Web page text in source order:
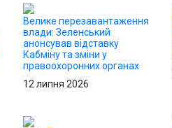
Велике перезавантаження
влади: Зеленський
анонсував відставку
Кабміну та зміни у
правоохоронних органах
12 липня 2026